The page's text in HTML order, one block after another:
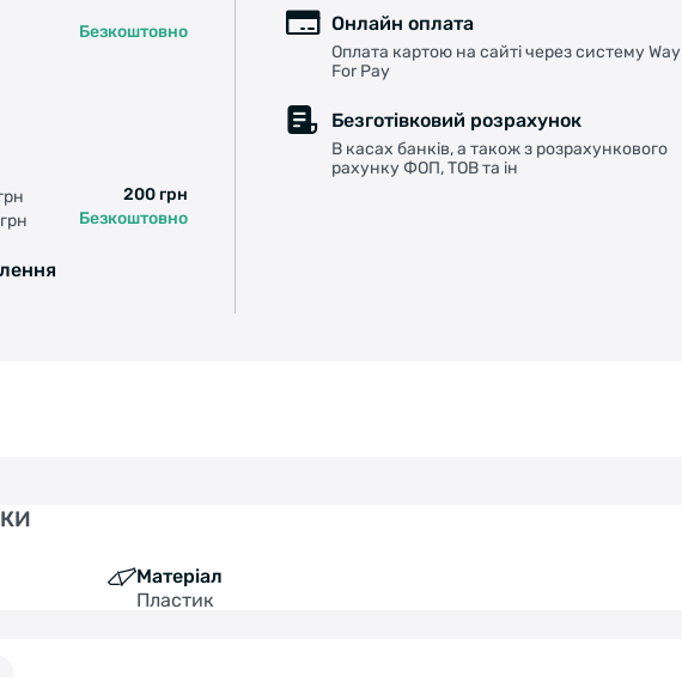
Безкоштовно
200 грн
Безкоштовно
Онлайн оплата
Оплата картою на сайті через систему Way
For Pay
Безготівковий розрахунок
В касах банків, а також з розрахункового
рахунку ФОП, ТОВ та ін
Матеріал
Пластик